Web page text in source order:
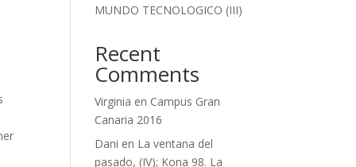
MUNDO TECNOLOGICO (III)
Recent
Comments
Virginia en Campus Gran
Canaria 2016
Dani en La ventana del
pasado, (IV); Kona 98. La